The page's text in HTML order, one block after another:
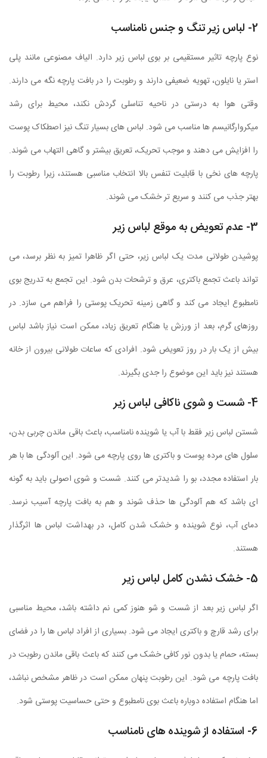
2- لباس زیر تنگ و جنس نامناسب
نوع پارچه تاثیر مستقیمی بر بوی لباس زیر دارد. الیاف مصنوعی مانند پلی
استر یا نایلون، تهویه ضعیفی دارند و رطوبت را در بافت پارچه نگه می دارند.
وقتی هوا به درستی در ناحیه تناسلی گردش نکند، محیط برای رشد
میکروارگانیسم ها مناسب می شود. لباس های بسیار تنگ نیز اصطکاک پوست
را افزایش می دهند و موجب تحریک، تعریق بیشتر و گاهی التهاب می شوند.
پارچه های نخی با قابلیت تنفس بالا انتخاب مناسبی هستند، زیرا رطوبت را
بهتر جذب می کنند و سریع تر خشک می شوند.
3- عدم تعویض به موقع لباس زیر
پوشیدن طولانی مدت یک لباس زیر، حتی اگر ظاهرا تمیز به نظر برسد، می
تواند باعث تجمع باکتری، عرق و ترشحات بدن شود. این تجمع به تدریج بوی
نامطبوع ایجاد می کند و گاهی زمینه تحریک پوستی را فراهم می سازد. در
روزهای گرم، بعد از ورزش یا هنگام تعریق زیاد، ممکن است نیاز باشد لباس
بیش از یک بار در روز تعویض شود. افرادی که ساعات طولانی بیرون از خانه
هستند نیز باید این موضوع را جدی بگیرند.
4- شست و شوی ناکافی لباس زیر
شستن لباس زیر فقط با آب یا شوینده نامناسب، باعث باقی ماندن چربی بدن،
سلول های مرده پوست و باکتری ها روی پارچه می شود. این آلودگی ها با هر
بار استفاده مجدد، بو را شدیدتر می کنند. شست و شوی اصولی باید به گونه
ای باشد که هم آلودگی ها حذف شوند و هم به بافت پارچه آسیب نرسد.
دمای آب، نوع شوینده و خشک شدن کامل، در بهداشت لباس ها اثرگذار
هستند.
5- خشک نشدن کامل لباس زیر
اگر لباس زیر بعد از شست و شو هنوز کمی نم داشته باشد، محیط مناسبی
برای رشد قارچ و باکتری ایجاد می شود. بسیاری از افراد لباس ها را در فضای
بسته، حمام یا بدون نور کافی خشک می کنند که باعث باقی ماندن رطوبت در
بافت پارچه می شود. این رطوبت پنهان ممکن است در ظاهر مشخص نباشد،
اما هنگام استفاده دوباره باعث بوی نامطبوع و حتی حساسیت پوستی شود.
6- استفاده از شوینده های نامناسب